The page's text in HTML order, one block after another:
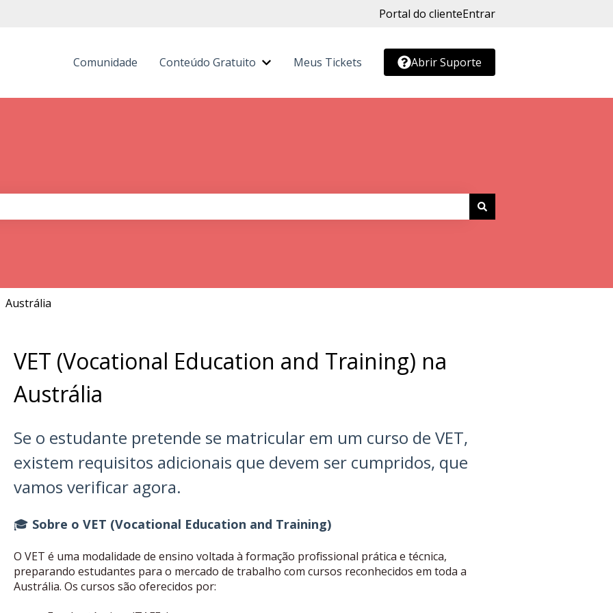
Portal do clienteEntrar
Comunidade Conteúdo Gratuito Mostrar submenu para Conteúdo Gratuito
Meus Tickets Abrir Suporte
Austrália
VET (Vocational Education and Training) na
Austrália
Se o estudante pretende se matricular em um curso de VET,
existem requisitos adicionais que devem ser cumpridos, que
vamos verificar agora.
🎓 Sobre o VET (Vocational Education and Training)
O VET é uma modalidade de ensino voltada à formação profissional prática e técnica,
preparando estudantes para o mercado de trabalho com cursos reconhecidos em toda a
Austrália. Os cursos são oferecidos por: